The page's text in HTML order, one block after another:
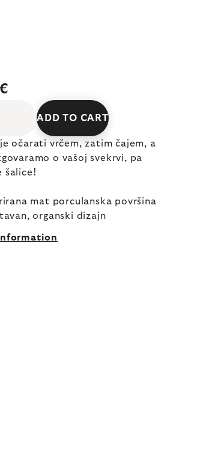
ADD TO CART
očarati vrčem, zatim čajem, a
o vašoj svekrvi, pa
šalice!
mat porculanska površina
organski dizajn